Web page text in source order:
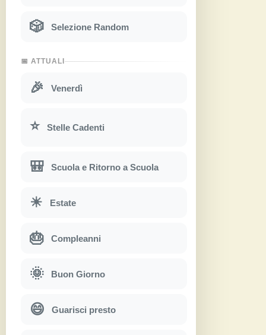
🎲 Selezione Random
📅 ATTUALI
🎉 Venerdì
⭐ Stelle Cadenti
🎒 Scuola e Ritorno a Scuola
☀ Estate
🎂 Compleanni
🌞 Buon Giorno
😄 Guarisci presto